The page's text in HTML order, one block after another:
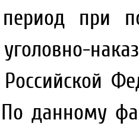
период при
данному